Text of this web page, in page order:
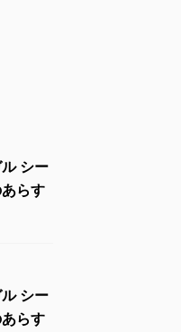
シー
らす
シー
らす